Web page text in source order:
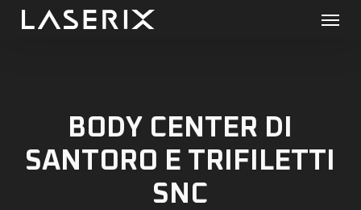
Skip
Menu
BODY CENTER DI
SANTORO E TRIFILETTI
SNC